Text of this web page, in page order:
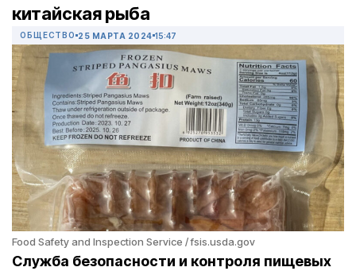
китайская рыба
ОБЩЕСТВО 25 МАРТА 2024 15:47
Food Safety and Inspection Service / fsis.usda.gov
Служба безопасности и контроля пищевых